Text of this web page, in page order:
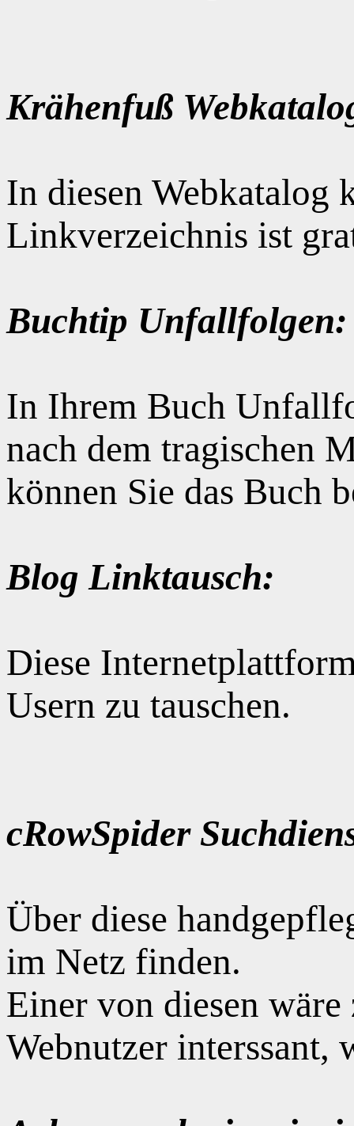
Krähenfuß
In diesen Webkatalog
Linkverzeichnis ist
Buchtip Unfallfolgen:
In Ihrem Buch
nach dem tragischen
können Sie das Buch
Blog Linktausch:
Diese
Usern zu tauschen.
cRowSpider
Über diese
im Netz finden.
Einer von diesen
Webnutzer interssant,